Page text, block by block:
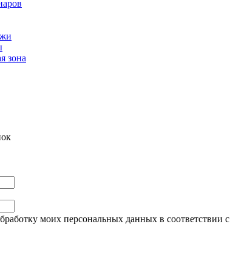
зона
моих персональных данных в соответствии с